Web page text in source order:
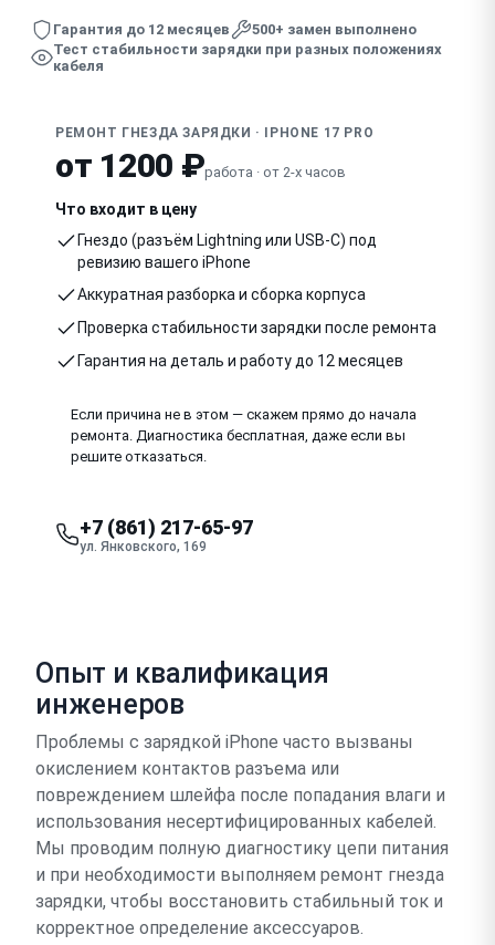
Гарантия до 12 месяцев
500+ замен выполнено
Тест стабильности зарядки при разных положениях
кабеля
РЕМОНТ ГНЕЗДА ЗАРЯДКИ · IPHONE 17 PRO
от 1200 ₽работа · от 2-х часов
Что входит в цену
Гнездо (разъём Lightning или USB-C) под
ревизию вашего iPhone
Аккуратная разборка и сборка корпуса
Проверка стабильности зарядки после ремонта
Гарантия на деталь и работу до 12 месяцев
Если причина не в этом — скажем прямо до начала
ремонта. Диагностика бесплатная, даже если вы
решите отказаться.
+7 (861) 217-65-97
ул. Янковского, 169
Опыт и квалификация
инженеров
Проблемы с зарядкой iPhone часто вызваны
окислением контактов разъема или
повреждением шлейфа после попадания влаги и
использования несертифицированных кабелей.
Мы проводим полную диагностику цепи питания
и при необходимости выполняем ремонт гнезда
зарядки, чтобы восстановить стабильный ток и
корректное определение аксессуаров.